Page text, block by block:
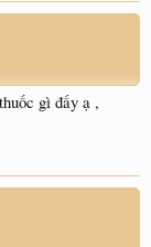
gì đấy ạ ,